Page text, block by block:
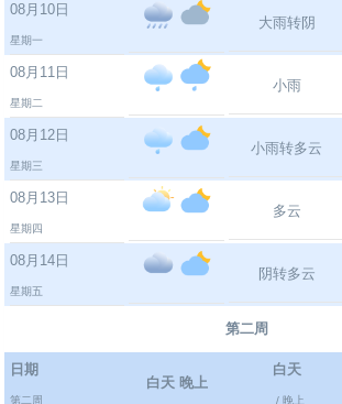
08月10日
星期一
大雨转阴
08月11日
星期二
小雨
08月12日
星期三
小雨转多云
08月13日
星期四
多云
08月14日
星期五
阴转多云
第二周
日期
第二周
白天 晚上
白天
/ 晚上